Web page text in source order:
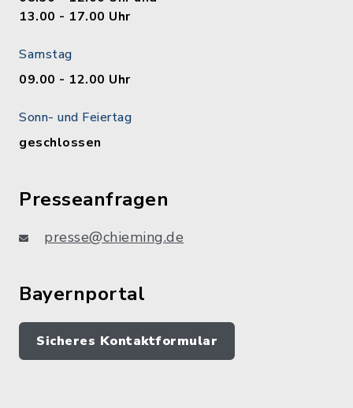
13.00 - 17.00 Uhr
Samstag
09.00 - 12.00 Uhr
Sonn- und Feiertag
geschlossen
Presseanfragen
presse@chieming.de
Bayernportal
Sicheres Kontaktformular